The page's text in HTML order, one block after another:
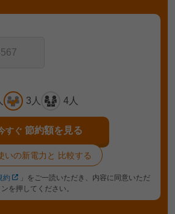
3人 4人
すぐ 節約額を見る
いの新電力と 比較する
約
」をご一読いただき、内容に同意いただ
を押してください。